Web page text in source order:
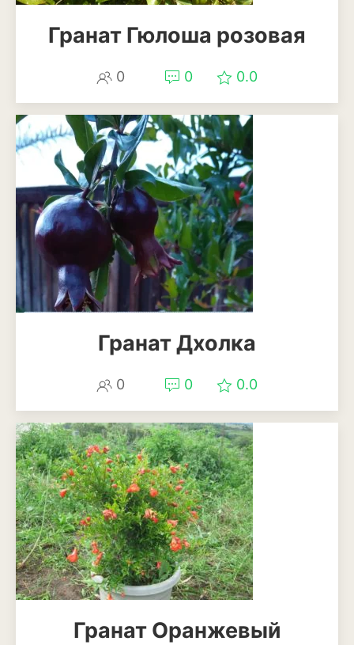
Петрушка
Розмарин
Рукола или индау
Тимьян или чабрец
Укроп
Шалфей или сальвия
Овсяница
Осока
Пеннисетум или
перистощетинник
Ягоды
Арбуз
Гранат Гюлоша розовая
0 0 0.0
Гранат Дхолка
0 0 0.0
Гранат Оранжевый